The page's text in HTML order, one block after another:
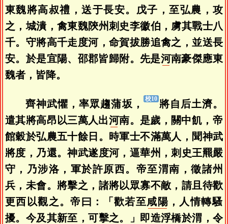
東魏將高叔禮，送于長安。戊子，至弘農，攻
之，城潰，禽東魏陝州刺史李徽伯，虜其戰士八
千。守將高千走度河，命賀拔勝追禽之，並送長
安。於是宜陽、邵郡皆歸附。先是河南豪傑應東
魏者，皆降。
齊神武懼，率眾趨蒲坂，
將自后土濟。
遣其將高昂以三萬人出河南。是歲，關中飢，帝
館穀於弘農五十餘日。時軍士不滿萬人，聞神武
將度，乃還。神武遂度河，逼華州，刺史王羆嚴
守，乃涉洛，軍於許原西。帝至渭南，徵諸州
兵，未會。將擊之，諸將以眾寡不敵，請且待歡
更西以觀之。帝曰：「歡若至咸陽 ，人情轉騷
擾。今及其新至，可擊之。」即造浮橋於渭，令